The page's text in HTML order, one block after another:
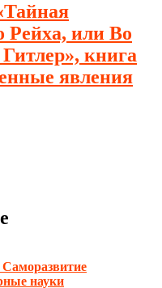
Рейха, или Во
книга
явления
науки